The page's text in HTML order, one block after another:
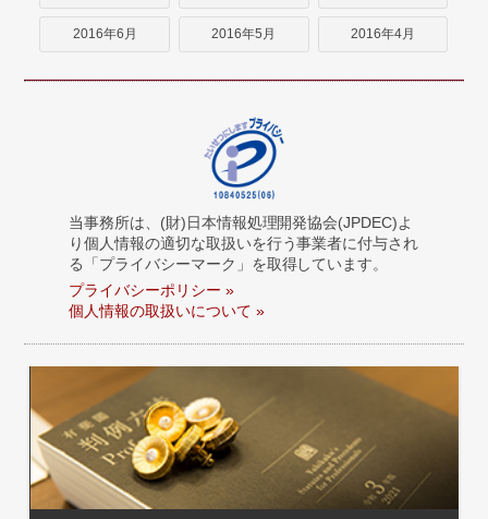
2016年6月 2016年5月 2016年4月
当事務所は、(財)日本情報処理開発協会(JPDEC)よ
り個人情報の適切な取扱いを行う事業者に付与され
る「プライバシーマーク」を取得しています。
プライバシーポリシー »
個人情報の取扱いについて »